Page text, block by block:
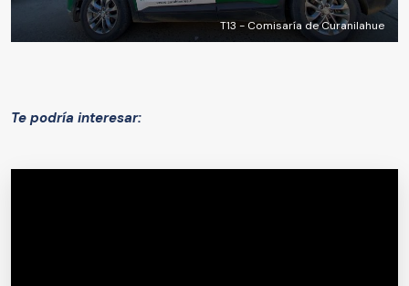
T13 - Comisaría de Curanilahue
Te podría interesar: